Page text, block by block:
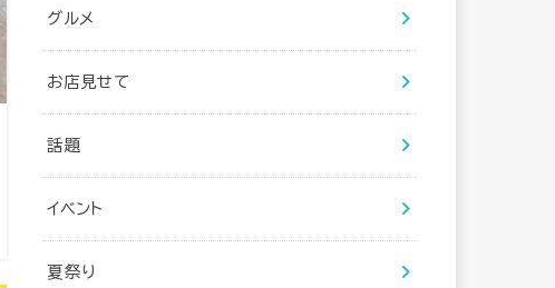
グルメ
お店見せて
話題
イベント
夏祭り